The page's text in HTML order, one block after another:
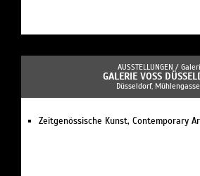
AUSSTELLUNGEN /
GALERIE VOSS
Düsseldorf,
Zeitgenössische Kunst, Contemporary